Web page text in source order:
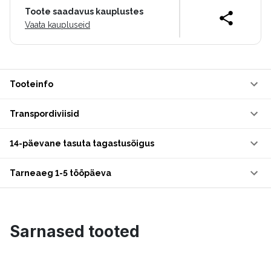
Toote saadavus kauplustes
Vaata kaupluseid
Tooteinfo
Transpordiviisid
14-päevane tasuta tagastusõigus
Tarneaeg 1-5 tööpäeva
Sarnased tooted